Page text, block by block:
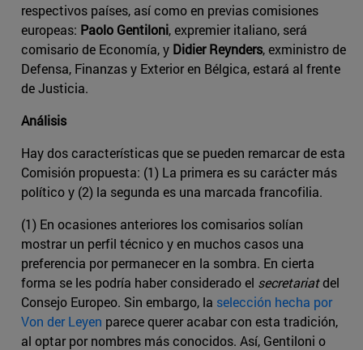
respectivos países, así como en previas comisiones
europeas: Paolo Gentiloni, expremier italiano, será
comisario de Economía, y Didier Reynders, exministro de
Defensa, Finanzas y Exterior en Bélgica, estará al frente
de Justicia.
Análisis
Hay dos características que se pueden remarcar de esta
Comisión propuesta: (1) La primera es su carácter más
político y (2) la segunda es una marcada francofilia.
(1) En ocasiones anteriores los comisarios solían
mostrar un perfil técnico y en muchos casos una
preferencia por permanecer en la sombra. En cierta
forma se les podría haber considerado el secretariatdel
Consejo Europeo. Sin embargo, la selección hecha por
Von der Leyen parece querer acabar con esta tradición,
al optar por nombres más conocidos. Así, Gentiloni o